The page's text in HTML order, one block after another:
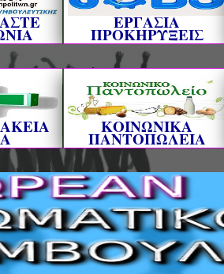
ΕΡΓΑΣΙΑ
ΠΡΟΚΗΡΥΞΕΙΣ
ΚΟΙΝΩΝΙΚΑ
ΠΑΝΤΟΠΩΛΕΙΑ